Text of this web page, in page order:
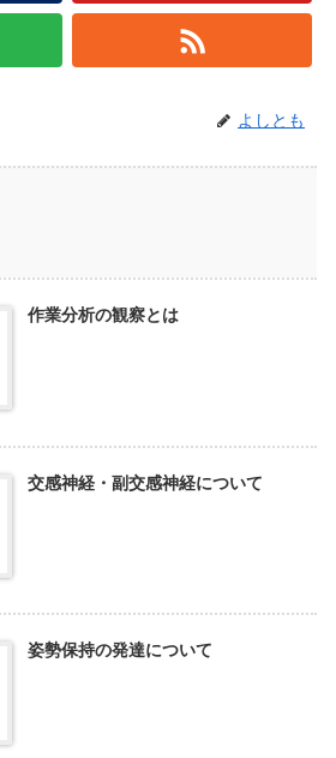
よしとも
作業分析の観察とは
交感神経・副交感神経について
姿勢保持の発達について